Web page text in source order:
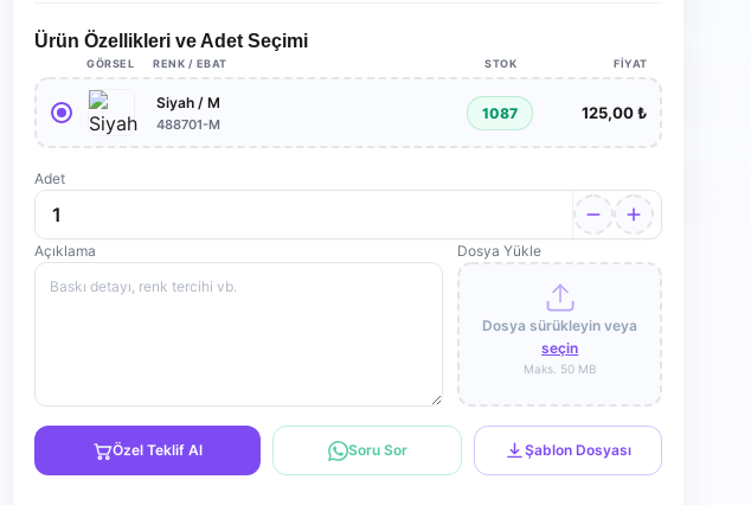
Ürün Özellikleri ve Adet Seçimi
GÖRSEL RENK / EBAT STOK FIYAT
Siyah / M
488701-M
1087 125,00 ₺
Adet
Açıklama Dosya Yükle
Dosya sürükleyin veya
seçin
Maks. 50 MB
Özel Teklif Al Soru Sor Şablon Dosyası